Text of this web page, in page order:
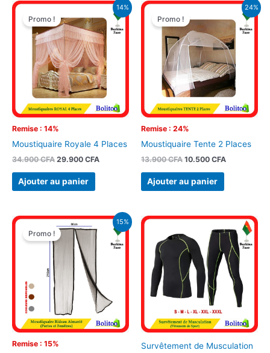
14%
Remise : 14%
Promo !
Moustiquaire Royale 4 Places
34.900CFA
Le
initial
était :
34.900 CFA.
29.900 CFA
Le
actuel
est :
29.900 CFA.
Ajouter au panier
24%
Remise : 24%
Promo !
Moustiquaire Tente 2 Places
13.900CFA
Le
initial
était :
13.900 CFA.
10.500 CFA
Le
actuel
est :
10.500 CFA.
Ajouter au panier
15%
Remise : 15%
Promo !
Le
prix
initial
était :
12.900 CFA.
Le
prix
actuel
11.000 CFA.
Survêtement de Musculation